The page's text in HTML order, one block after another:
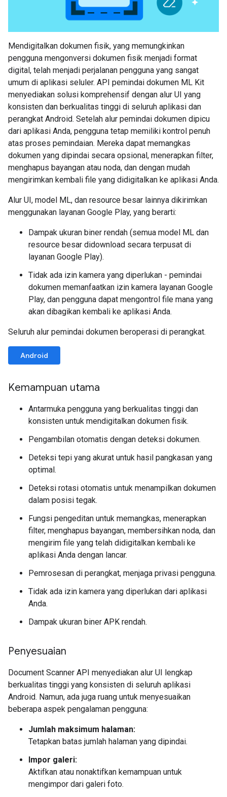
Mendigitalkan dokumen fisik, yang memungkinkan
pengguna mengonversi dokumen fisik menjadi format
digital, telah menjadi perjalanan pengguna yang sangat
umum di aplikasi seluler. API pemindai dokumen ML Kit
menyediakan solusi komprehensif dengan alur UI yang
konsisten dan berkualitas tinggi di seluruh aplikasi dan
perangkat Android. Setelah alur pemindai dokumen dipicu
dari aplikasi Anda, pengguna tetap memiliki kontrol penuh
atas proses pemindaian. Mereka dapat memangkas
dokumen yang dipindai secara opsional, menerapkan filter,
menghapus bayangan atau noda, dan dengan mudah
mengirimkan kembali file yang didigitalkan ke aplikasi Anda.
Alur UI, model ML, dan resource besar lainnya dikirimkan
menggunakan layanan Google Play, yang berarti:
Dampak ukuran biner rendah (semua model ML dan
resource besar didownload secara terpusat di
layanan Google Play).
Tidak ada izin kamera yang diperlukan - pemindai
dokumen memanfaatkan izin kamera layanan Google
Play, dan pengguna dapat mengontrol file mana yang
akan dibagikan kembali ke aplikasi Anda.
Seluruh alur pemindai dokumen beroperasi di perangkat.
Android
Kemampuan utama
Antarmuka pengguna yang berkualitas tinggi dan
konsisten untuk mendigitalkan dokumen fisik.
Pengambilan otomatis dengan deteksi dokumen.
Deteksi tepi yang akurat untuk hasil pangkasan yang
optimal.
Deteksi rotasi otomatis untuk menampilkan dokumen
dalam posisi tegak.
Fungsi pengeditan untuk memangkas, menerapkan
filter, menghapus bayangan, membersihkan noda, dan
mengirim file yang telah didigitalkan kembali ke
aplikasi Anda dengan lancar.
Pemrosesan di perangkat, menjaga privasi pengguna.
Tidak ada izin kamera yang diperlukan dari aplikasi
Anda.
Dampak ukuran biner APK rendah.
Penyesuaian
Document Scanner API menyediakan alur UI lengkap
berkualitas tinggi yang konsisten di seluruh aplikasi
Android. Namun, ada juga ruang untuk menyesuaikan
beberapa aspek pengalaman pengguna:
Jumlah maksimum halaman:
Tetapkan batas jumlah halaman yang dipindai.
Impor galeri:
Aktifkan atau nonaktifkan kemampuan untuk
mengimpor dari galeri foto.